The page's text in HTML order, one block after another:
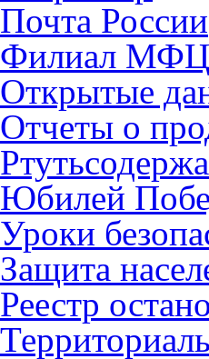
Почта России
Филиал МФЦ
Открытые
Отчеты о
Юбилей
Уроки
Защита
Реестр